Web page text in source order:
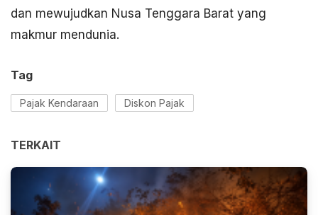
dan mewujudkan Nusa Tenggara Barat yang
makmur mendunia.
Tag
Pajak Kendaraan Diskon Pajak
TERKAIT